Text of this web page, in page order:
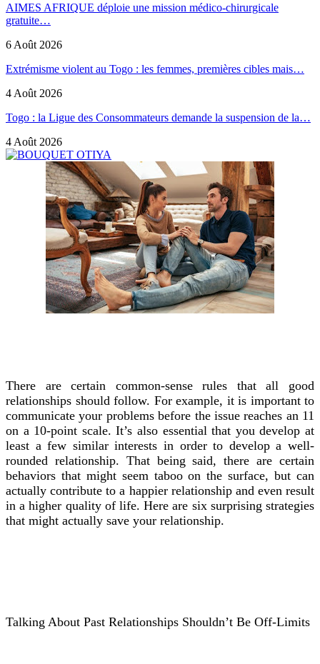
AIMES AFRIQUE déploie une mission médico-chirurgicale
gratuite…
6 Août 2026
Extrémisme violent au Togo : les femmes, premières cibles mais…
4 Août 2026
Togo : la Ligue des Consommateurs demande la suspension de la…
4 Août 2026
There are certain common-sense rules that all good
relationships should follow. For example, it is important to
communicate your problems before the issue reaches an 11
on a 10-point scale. It’s also essential that you develop at
least a few similar interests in order to develop a well-
rounded relationship. That being said, there are certain
behaviors that might seem taboo on the surface, but can
actually contribute to a happier relationship and even result
in a higher quality of life. Here are six surprising strategies
that might actually save your relationship.
Talking About Past Relationships Shouldn’t Be Off-Limits